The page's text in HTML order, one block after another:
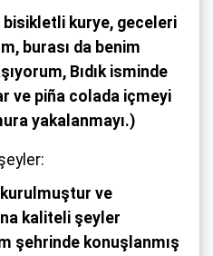
bisikletli kurye, geceleri
burası da benim
Bıdık isminde
ve piña colada içmeyi
yakalanmayı.)
kurulmuştur ve
kaliteli şeyler
şehrinde konuşlanmış